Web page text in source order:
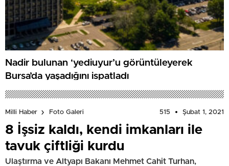
Nadir bulunan ‘yediuyur’u görüntüleyerek
Bursa’da yaşadığını ispatladı
Milli Haber Foto Galeri 515 Şubat 1, 2021
8 İşsiz kaldı, kendi imkanları ile
tavuk çiftliği kurdu
Ulaştırma ve Altyapı Bakanı Mehmet Cahit Turhan,